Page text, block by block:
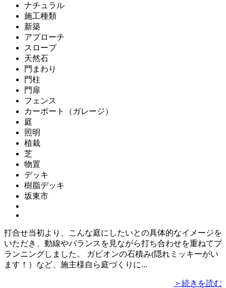
ナチュラル
施工種類
新築
アプローチ
スロープ
天然石
門まわり
門柱
門扉
フェンス
カーポート（ガレージ）
庭
照明
植栽
芝
物置
デッキ
樹脂デッキ
坂東市
打合せ当初より、こんな庭にしたいとの具体的なイメージを
いただき、動線やバランスを見ながら打ち合わせを重ねてプ
ランニングしました。 ガビオンの石積み(隠れミッキーがい
ます！）など、施主様自ら庭づくりに...
＞続きを読む